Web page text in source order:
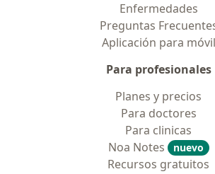
Enfermedades
Preguntas
Aplicación para móvil
Para profesionales
Planes y precios
Para doctores
Para clinicas
Noa Notes
nuevo
Recursos gratuitos